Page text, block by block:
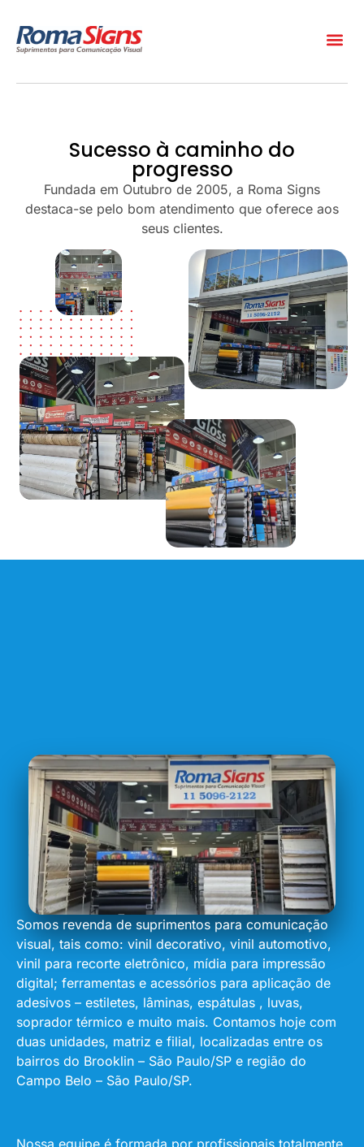
Sucesso à caminho do
progresso
Fundada em Outubro de 2005, a Roma Signs
destaca-se pelo bom atendimento que oferece aos
seus clientes.
Somos revenda de suprimentos para comunicação
visual, tais como: vinil decorativo, vinil automotivo,
vinil para recorte eletrônico, mídia para impressão
digital; ferramentas e acessórios para aplicação de
adesivos – estiletes, lâminas, espátulas , luvas,
soprador térmico e muito mais. Contamos hoje com
duas unidades, matriz e filial, localizadas entre os
bairros do Brooklin – São Paulo/SP e região do
Campo Belo – São Paulo/SP.